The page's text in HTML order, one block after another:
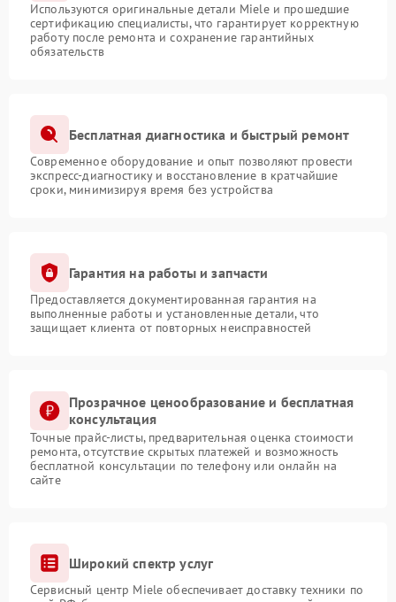
Используются оригинальные детали Miele и прошедшие
сертификацию специалисты, что гарантирует корректную
работу после ремонта и сохранение гарантийных
обязательств
Бесплатная диагностика и быстрый ремонт
Современное оборудование и опыт позволяют провести
экспресс-диагностику и восстановление в кратчайшие
сроки, минимизируя время без устройства
Гарантия на работы и запчасти
Предоставляется документированная гарантия на
выполненные работы и установленные детали, что
защищает клиента от повторных неисправностей
Прозрачное ценообразование и бесплатная
консультация
Точные прайс-листы, предварительная оценка стоимости
ремонта, отсутствие скрытых платежей и возможность
бесплатной консультации по телефону или онлайн на
сайте
Широкий спектр услуг
Сервисный центр Miele обеспечивает доставку техники по